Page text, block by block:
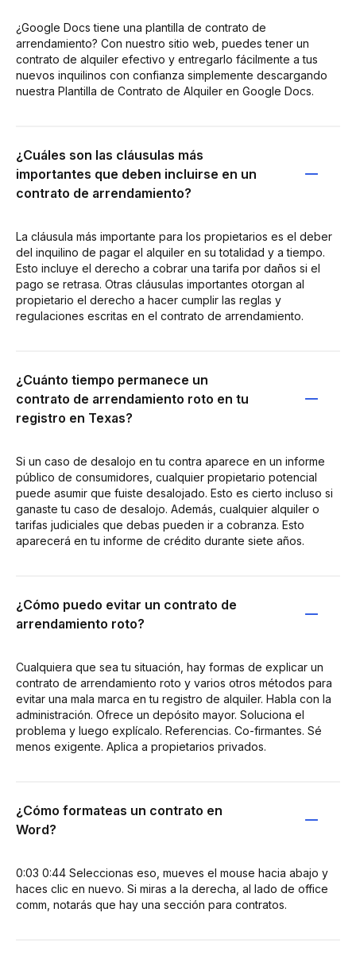
¿Google Docs tiene una plantilla de contrato de
arrendamiento? Con nuestro sitio web, puedes tener un
contrato de alquiler efectivo y entregarlo fácilmente a tus
nuevos inquilinos con confianza simplemente descargando
nuestra Plantilla de Contrato de Alquiler en Google Docs.
¿Cuáles son las cláusulas más
importantes que deben incluirse en un
contrato de arrendamiento?
La cláusula más importante para los propietarios es el deber
del inquilino de pagar el alquiler en su totalidad y a tiempo.
Esto incluye el derecho a cobrar una tarifa por daños si el
pago se retrasa. Otras cláusulas importantes otorgan al
propietario el derecho a hacer cumplir las reglas y
regulaciones escritas en el contrato de arrendamiento.
¿Cuánto tiempo permanece un
contrato de arrendamiento roto en tu
registro en Texas?
Si un caso de desalojo en tu contra aparece en un informe
público de consumidores, cualquier propietario potencial
puede asumir que fuiste desalojado. Esto es cierto incluso si
ganaste tu caso de desalojo. Además, cualquier alquiler o
tarifas judiciales que debas pueden ir a cobranza. Esto
aparecerá en tu informe de crédito durante siete años.
¿Cómo puedo evitar un contrato de
arrendamiento roto?
Cualquiera que sea tu situación, hay formas de explicar un
contrato de arrendamiento roto y varios otros métodos para
evitar una mala marca en tu registro de alquiler. Habla con la
administración. Ofrece un depósito mayor. Soluciona el
problema y luego explícalo. Referencias. Co-firmantes. Sé
menos exigente. Aplica a propietarios privados.
¿Cómo formateas un contrato en
Word?
0:03 0:44 Seleccionas eso, mueves el mouse hacia abajo y
haces clic en nuevo. Si miras a la derecha, al lado de office
comm, notarás que hay una sección para contratos.